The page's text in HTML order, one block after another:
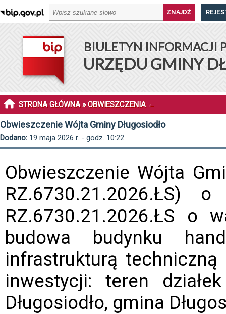
BIULETYN INFORMACJI
URZĘDU GMINY
STRONA GŁÓWNA»OBWIESZCZENIA←
Obwieszczenie Wójta Gminy Długosiodło
Dodano: 19 maja 2026 r. - godz. 10:22
Obwieszczenie Wójta
RZ.6730.21.2026.ŁS)
RZ.6730.21.2026.ŁS o
budowa budynku
infrastrukturą
inwestycji: teren
Długosiodło, gmina